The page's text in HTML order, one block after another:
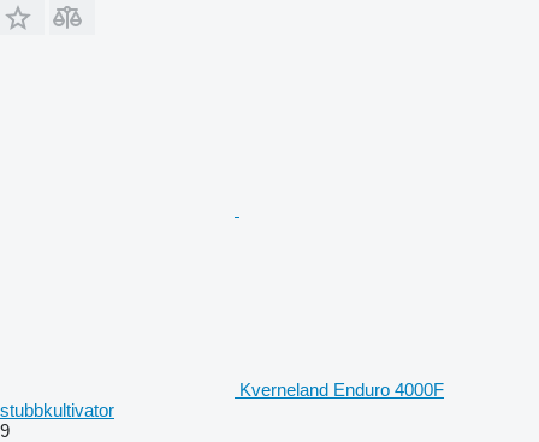
Kverneland Enduro 4000F
stubbkultivator
9